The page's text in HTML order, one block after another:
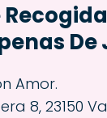
De
Amor.
8, 23150